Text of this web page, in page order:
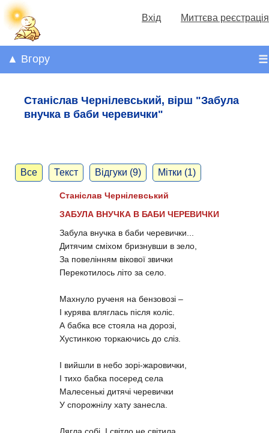
Вхід Миттєва реєстрація
☰
▲ Вгору
Станіслав Чернілевський, вірш "Забула
внучка в баби черевички"
Все Текст Відгуки (9) Мітки (1)
Станіслав Чернілевський
ЗАБУЛА ВНУЧКА В БАБИ ЧЕРЕВИЧКИ
Забула внучка в баби черевички...
Дитячим сміхом бризнувши в зело,
За повелінням вікової звички
Перекотилось літо за село.
Махнуло рученя на бензовозі –
І курява вляглась після коліс.
А бабка все стояла на дорозі,
Хустинкою торкаючись до сліз.
І вийшли в небо зорі-жаровички,
І тихо бабка посеред села
Малесенькі дитячі черевички
У спорожнілу хату занесла.
Лягла собі. І світло не світила.